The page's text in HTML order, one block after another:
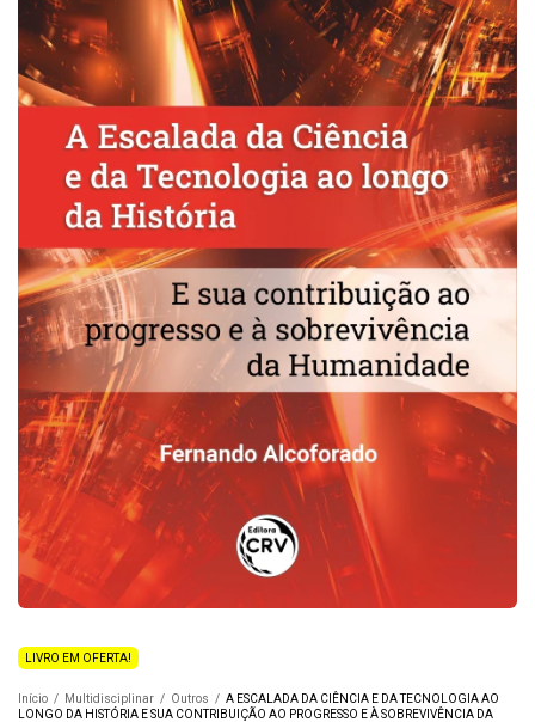
LIVRO EM OFERTA!
Início / Multidisciplinar / Outros / A ESCALADA DA CIÊNCIA E DA TECNOLOGIA AO
LONGO DA HISTÓRIA E SUA CONTRIBUIÇÃO AO PROGRESSO E À SOBREVIVÊNCIA DA